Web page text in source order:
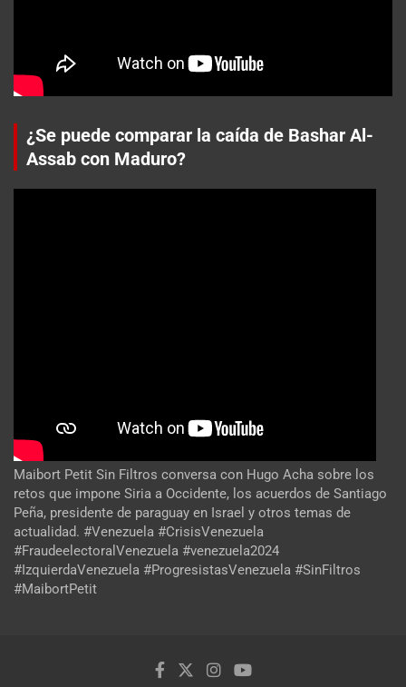
¿Se puede comparar la caída de Bashar Al-
Assab con Maduro?
Maibort Petit Sin Filtros conversa con Hugo Acha sobre los
retos que impone Siria a Occidente, los acuerdos de Santiago
Peña, presidente de paraguay en Israel y otros temas de
actualidad. #Venezuela #CrisisVenezuela
#FraudeelectoralVenezuela #venezuela2024
#IzquierdaVenezuela #ProgresistasVenezuela #SinFiltros
#MaibortPetit